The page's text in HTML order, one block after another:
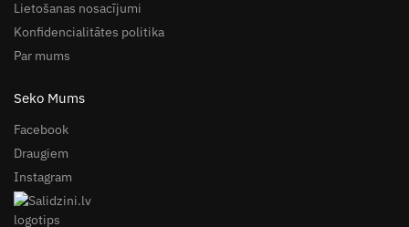
Lietošanas nosacījumi
Konfidencialitātes politika
Par mums
Seko Mums
Facebook
Draugiem
Instagram